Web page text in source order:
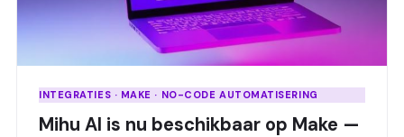
INTEGRATIES · MAKE · NO-CODE AUTOMATISERING
Mihu AI is nu beschikbaar op Make —